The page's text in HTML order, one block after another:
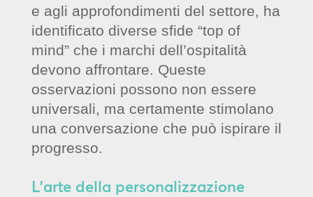
e agli approfondimenti del settore, ha
identificato diverse sfide “top of
mind” che i marchi dell’ospitalità
devono affrontare. Queste
osservazioni possono non essere
universali, ma certamente stimolano
una conversazione che può ispirare il
progresso.
L’arte della personalizzazione